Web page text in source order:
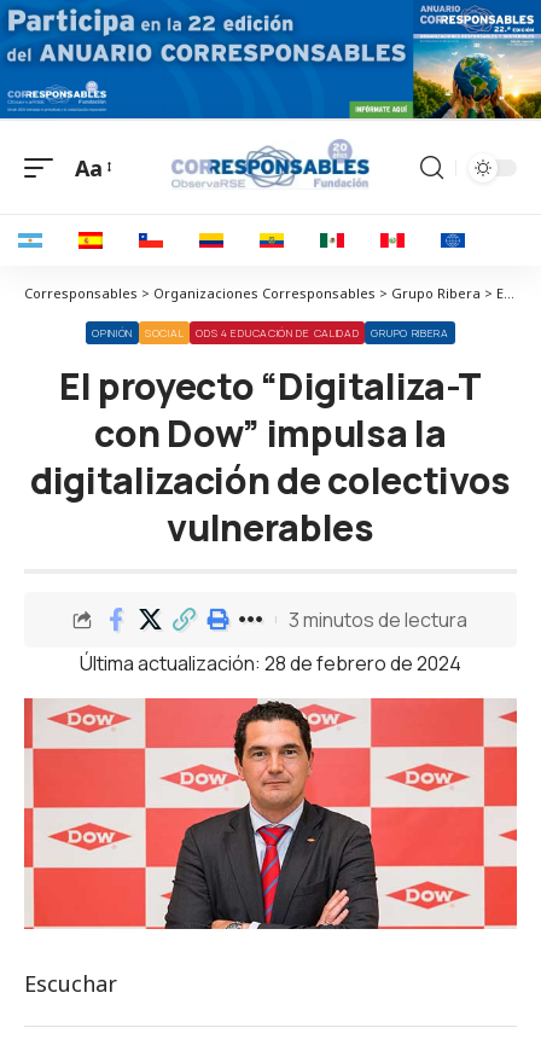
Aa
Corresponsables > Organizaciones Corresponsables > Grupo Ribera > El proyecto “Digitaliza-T con Dow” impulsa la digitalización de colectivos vulnerables
OPINIÓN SOCIAL ODS 4 EDUCACIÓN DE CALIDAD GRUPO RIBERA
El proyecto “Digitaliza-T
con Dow” impulsa la
digitalización de colectivos
vulnerables
Última actualización: 28 de febrero de 2024
3 minutos de lectura
Escuchar